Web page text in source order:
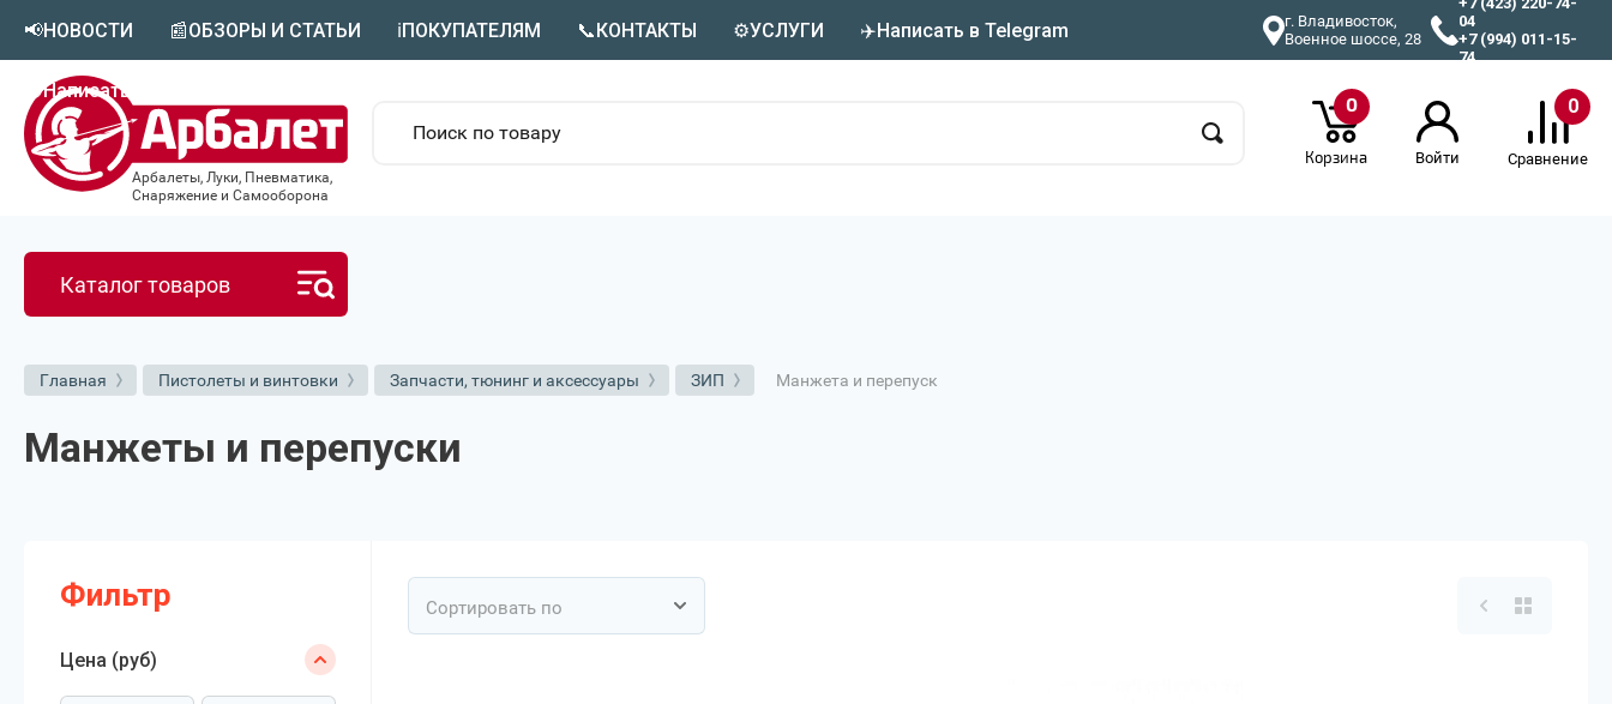
📢НОВОСТИ 📰ОБЗОРЫ И СТАТЬИ ℹ️ПОКУПАТЕЛЯМ 📞КОНТАКТЫ ⚙️УСЛУГИ ✈️Написать в Telegram
🟣Написать в MAX
г. Владивосток,
Военное шоссе, 28
04
+7 (994) 011-15-
74
Арбалеты, Луки, Пневматика,
Снаряжение и Самооборона
0
Корзина Войти
0
Сравнение
Каталог товаров
Главная Пистолеты и винтовки Запчасти, тюнинг и аксессуары ЗИП Манжета и перепуск
Манжеты и перепуски
Фильтр
Цена (руб)
Сортировать по